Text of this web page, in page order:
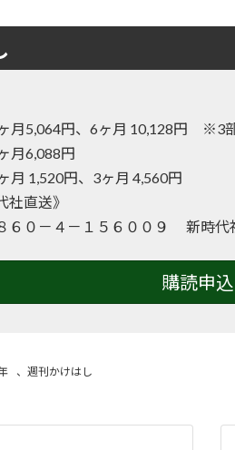
月5,064円、6ヶ月 10,128円 ※3
月6,088円
月 1,520円、3ヶ月 4,560円
社直送》
６０－４－１５６００９ 新時代
購読申
、 週刊かけはし